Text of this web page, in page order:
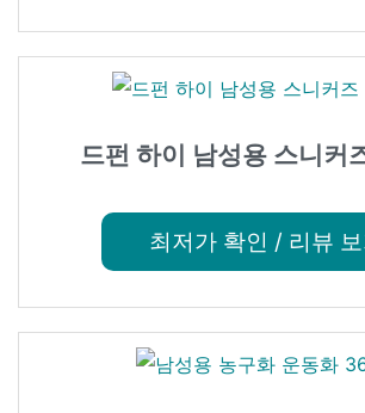
드펀 하이 남성용 스니커
최저가 확인 / 리뷰 보